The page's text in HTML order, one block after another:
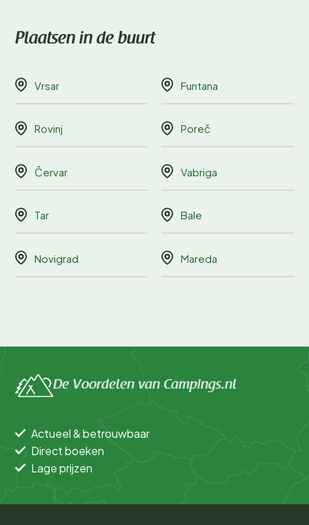
Plaatsen in de buurt
Vrsar Funtana
Rovinj Poreč
Červar Vabriga
Tar Bale
Novigrad Mareda
De Voordelen van Campings.nl
Actueel & betrouwbaar
Direct boeken
Lage prijzen